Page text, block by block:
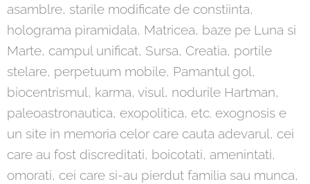
asamblre, starile modificate de constiinta,
holograma piramidala, Matricea, baze pe Luna si
Marte, campul unificat, Sursa, Creatia, portile
stelare, perpetuum mobile, Pamantul gol,
biocentrismul, karma, visul, nodurile Hartman,
paleoastronautica, exopolitica, etc. exognosis e
un site in memoria celor care cauta adevarul, cei
care au fost discreditati, boicotati, amenintati,
omorati, cei care si-au pierdut familia sau munca,